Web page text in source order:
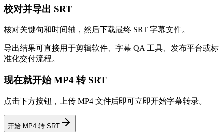
校对并导出 SRT
核对关键句和时间轴，然后下载最终 SRT 字幕文件。
导出结果可直接用于剪辑软件、字幕 QA 工具、发布平台或标
准化交付流程。
现在就开始 MP4 转 SRT
点击下方按钮，上传 MP4 文件后即可立即开始字幕转录。
开始 MP4 转 SRT